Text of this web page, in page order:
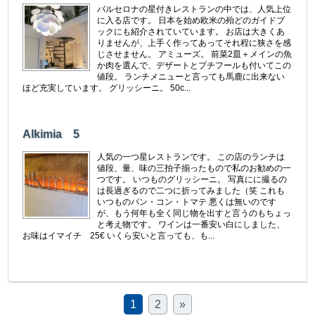
バルセロナの星付きレストランの中では、人気上位
に入る店です。 日本を始め欧米の殆どのガイドブ
ックにも紹介されていています。 お店は大きくあ
りませんが、上手く作ってあってそれ程に狭さを感
じさせません。 アミューズ。 前菜2皿＋メインの魚
か肉を選んで、デザートとプチフールも付いてこの
値段。 ランチメニューと言っても馬鹿に出来ない
ほど充実しています。 グリッシーニ。 50c...
Alkimia 5
人気の一つ星レストランです。 この店のランチは
値段、量、味の三拍子揃ったもので私のお勧めの一
つです。 いつものグリッシーニ。 写真にに撮るの
は長過ぎるので二つに折ってみました（笑 これも
いつものパン・コン・トマテ 悪くは無いのです
が、もう何年も全く同じ物を出すと言うのもちょっ
と考え物です。 ワインは一番安い白にしました、
お味はイマイチ 25€ いくら安いと言っても、も...
1 2 »